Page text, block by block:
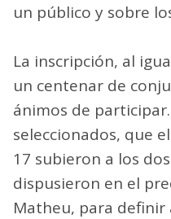
un público y sobre
La inscripción, al
un centenar de
ánimos de
seleccionados, que
17 subieron a los
dispusieron en el
Matheu, para definir